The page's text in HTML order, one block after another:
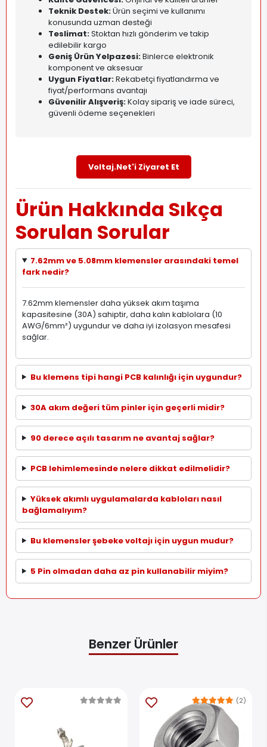
Teknik Destek:Ürün seçimi ve kullanımı
konusunda uzman desteği
Teslimat:Stoktan hızlı gönderim ve takip
edilebilir kargo
Geniş Ürün Yelpazesi:Binlerce elektronik
komponent ve aksesuar
Uygun Fiyatlar:Rekabetçi fiyatlandırma ve
fiyat/performans avantajı
Güvenilir Alışveriş:Kolay sipariş ve iade süreci,
güvenli ödeme seçenekleri
Voltaj.Net'i Ziyaret Et
Ürün Hakkında Sıkça
Sorulan Sorular
7.62mm ve 5.08mm klemensler arasındaki temel
fark nedir?
7.62mm klemensler daha yüksek akım taşıma
kapasitesine (30A) sahiptir, daha kalın kablolara (10
AWG/6mm²) uygundur ve daha iyi izolasyon mesafesi
sağlar.
Bu klemens tipi hangi PCB kalınlığı için uygundur?
30A akım değeri tüm pinler için geçerli midir?
90 derece açılı tasarım ne avantaj sağlar?
PCB lehimlemesinde nelere dikkat edilmelidir?
Yüksek akımlı uygulamalarda kabloları nasıl
bağlamalıyım?
Bu klemensler şebeke voltajı için uygun mudur?
5 Pin olmadan daha az pin kullanabilir miyim?
Benzer Ürünler
(2)